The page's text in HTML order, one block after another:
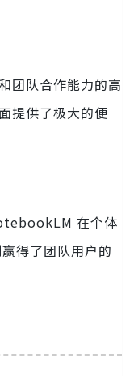
团队合作能力的高
提供了极大的便
在个体
得了团队用户的